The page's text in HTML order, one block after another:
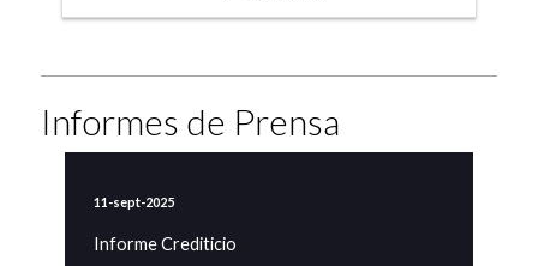
Informes de Prensa
11-sept-2025
Informe Crediticio